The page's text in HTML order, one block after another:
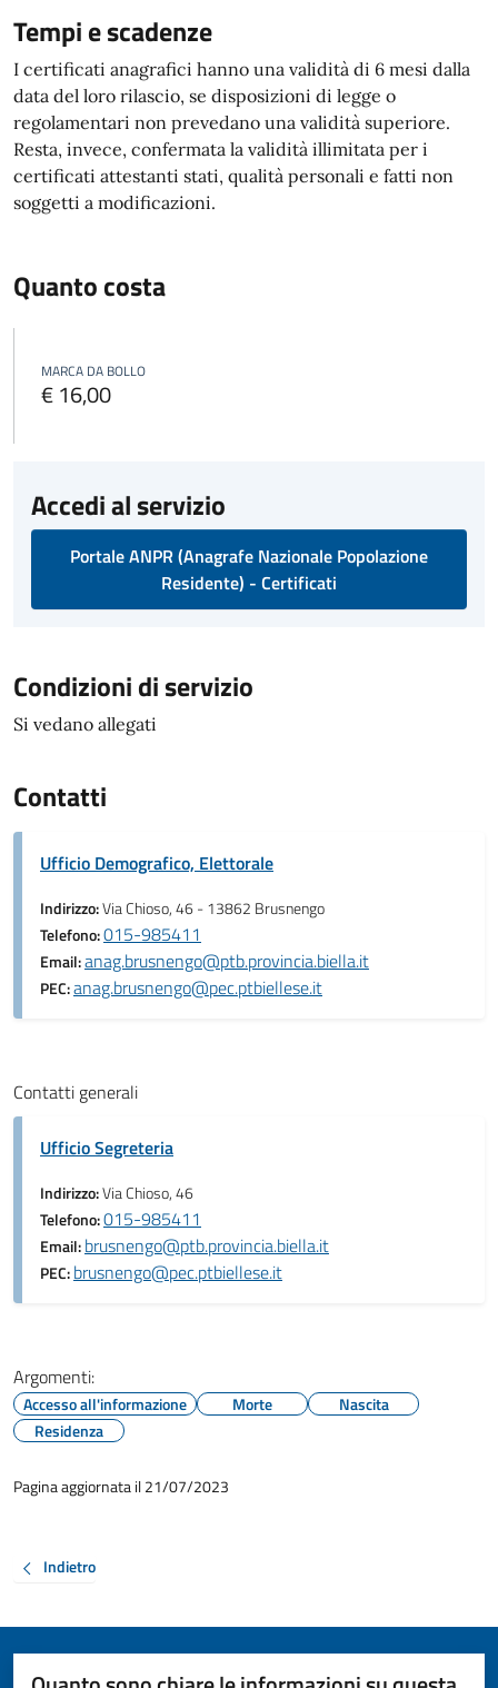
Tempi e scadenze
I certificati anagrafici hanno una validità di 6 mesi dalla
data del loro rilascio, se disposizioni di legge o
regolamentari non prevedano una validità superiore.
Resta, invece, confermata la validità illimitata per i
certificati attestanti stati, qualità personali e fatti non
soggetti a modificazioni.
Quanto costa
MARCA DA BOLLO
€ 16,00
Accedi al servizio
Portale ANPR (Anagrafe Nazionale Popolazione
Residente) - Certificati
Condizioni di servizio
Si vedano allegati
Contatti
Ufficio Demografico, Elettorale
Indirizzo:Via Chioso, 46 - 13862 Brusnengo
Telefono:015-985411
Email:anag.brusnengo@ptb.provincia.biella.it
PEC:anag.brusnengo@pec.ptbiellese.it
Contatti generali
Ufficio Segreteria
Indirizzo:Via Chioso, 46
Telefono:015-985411
Email:brusnengo@ptb.provincia.biella.it
PEC:brusnengo@pec.ptbiellese.it
Argomenti:
Accesso all'informazione Morte
Nascita
Residenza
Pagina aggiornata il 21/07/2023
Indietro